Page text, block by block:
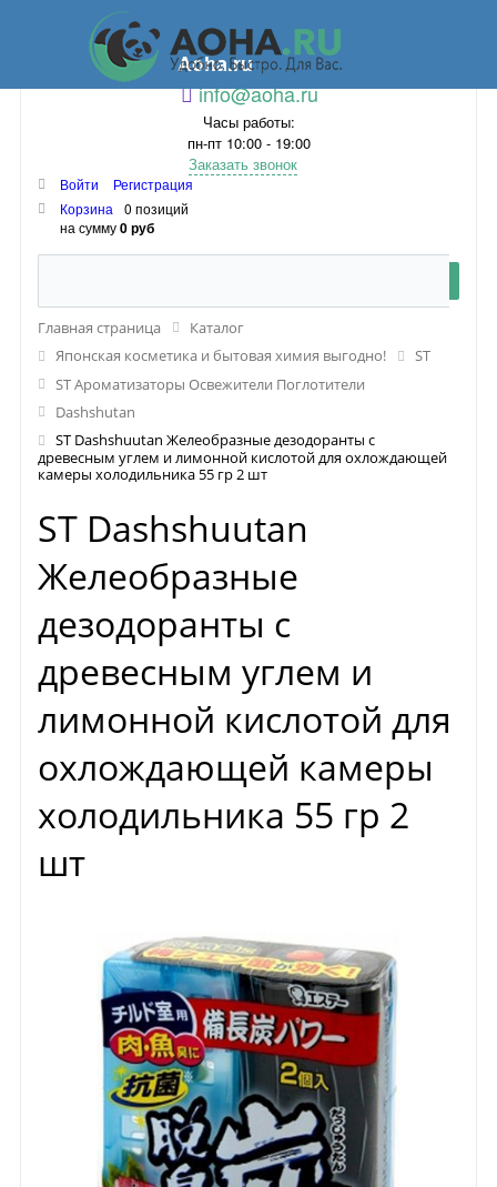
Aoha.ru
info@aoha.ru
Часы работы:
пн-пт 10:00 - 19:00
Заказать звонок
Войти
Регистрация
Корзина
0 позиций
на сумму0 руб
Главная страница
Каталог
Японская косметика и бытовая химия выгодно!
ST
ST Ароматизаторы Освежители Поглотители
Dashshutan
ST Dashshuutan Желеобразные дезодоранты с
древесным углем и лимонной кислотой для охлождающей
камеры холодильника 55 гр 2 шт
ST Dashshuutan
Желеобразные
дезодоранты с
древесным углем и
лимонной кислотой для
охлождающей камеры
холодильника 55 гр 2
шт